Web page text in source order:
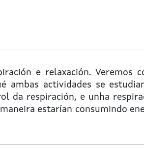
e relaxación. Veremos
ambas actividades se
da respiración, e unha
estarían consumindo